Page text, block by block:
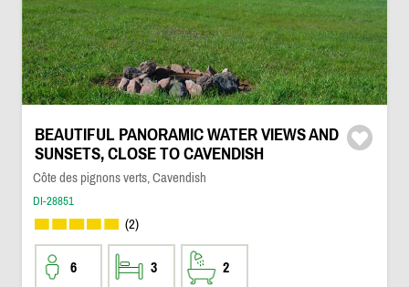
BEAUTIFUL PANORAMIC WATER VIEWS AND
SUNSETS, CLOSE TO CAVENDISH
Côte des pignons verts, Cavendish
DI-28851
(2)
6 3 2